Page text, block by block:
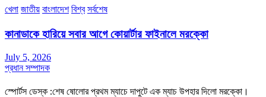
খেলা জাতীয় বাংলাদেশ বিশ্ব সর্বশেষ
কানাডাকে হারিয়ে সবার আগে কোয়ার্টার ফাইনালে মরক্কো
July 5, 2026
প্রধান সম্পাদক
স্পোর্টস ডেস্ক :শেষ ষোলোর প্রথম ম্যাচে দাপুটে এক ম্যাচ উপহার দিলো মরক্কো।